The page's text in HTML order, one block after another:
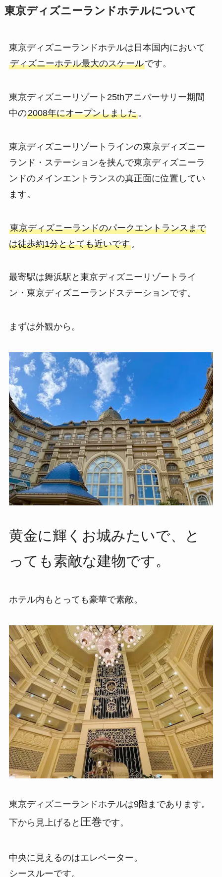
東京ディズニーランドホテルについて
東京ディズニーランドホテルは日本国内において
ディズニーホテル最大のスケールです。
東京ディズニーリゾート25thアニバーサリー期間
中の2008年にオープンしました。
東京ディズニーリゾートラインの東京ディズニー
ランド・ステーションを挟んで東京ディズニーラ
ンドのメインエントランスの真正面に位置してい
ます。
東京ディズニーランドのパークエントランスまで
は徒歩約1分ととても近いです。
最寄駅は舞浜駅と東京ディズニーリゾートライ
ン・東京ディズニーランドステーションです。
まずは外観から。
黄金に輝くお城みたいで、と
っても素敵な建物です。
ホテル内もとっても豪華で素敵。
東京ディズニーランドホテルは9階まであります。
下から見上げると 圧巻です。
中央に見えるのはエレベーター。
シースルーです。